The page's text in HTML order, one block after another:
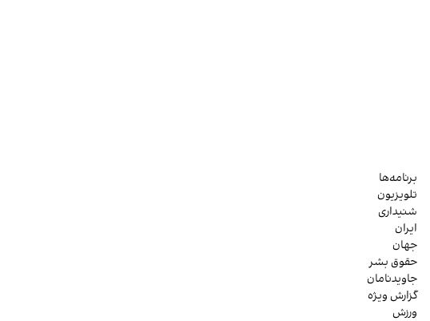
برنامه‌ها
تلویزیون
شنیداری
ایران
جهان
حقوق بشر
جاویدنامان
گزارش ویژه
ورزش